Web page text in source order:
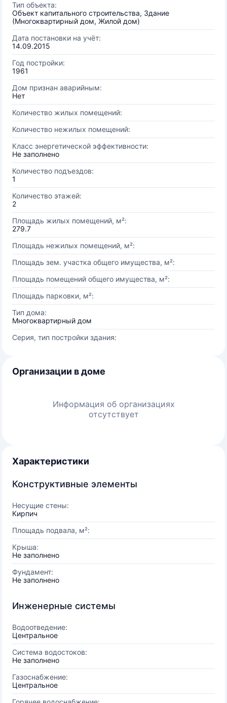
Тип объекта:
Объект капитального строительства, Здание
(Многоквартирный дом, Жилой дом)
Дата постановки на учёт:
14.09.2015
Год постройки:
1961
Дом признан аварийным:
Нет
Количество жилых помещений:
Количество нежилых помещений:
Класс энергетической эффективности:
Не заполнено
Количество подъездов:
1
Количество этажей:
2
Площадь жилых помещений, м²:
279.7
Площадь нежилых помещений, м²:
Площадь зем. участка общего имущества, м²:
Площадь помещений общего имущества, м²:
Площадь парковки, м²:
Тип дома:
Многоквартирный дом
Серия, тип постройки здания:
Организации в доме
Информация об организациях
отсутствует
Характеристики
Конструктивные элементы
Несущие стены:
Кирпич
Площадь подвала, м²:
Крыша:
Не заполнено
Фундамент:
Не заполнено
Инженерные системы
Водоотведение:
Центральное
Система водостоков:
Не заполнено
Газоснабжение:
Центральное